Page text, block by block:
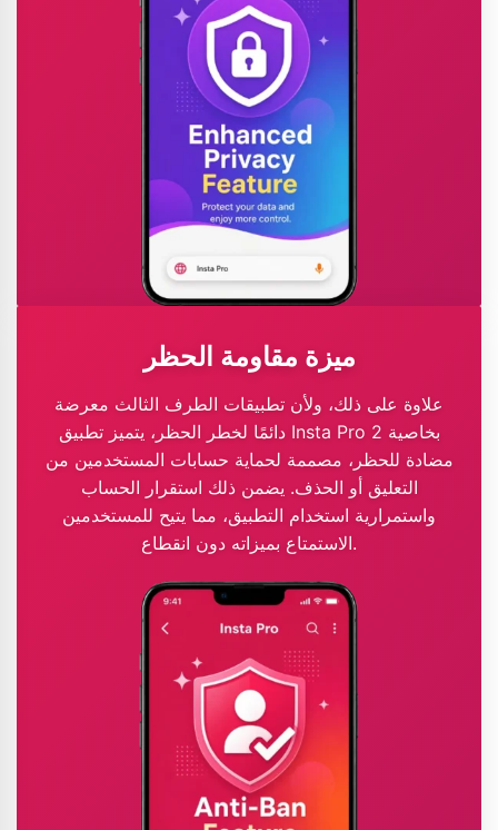
ميزة مقاومة الحظر
علاوة على ذلك، ولأن تطبيقات الطرف الثالث معرضة
دائمًا لخطر الحظر، يتميز تطبيق Insta Pro 2 بخاصية
مضادة للحظر، مصممة لحماية حسابات المستخدمين من
التعليق أو الحذف. يضمن ذلك استقرار الحساب
واستمرارية استخدام التطبيق، مما يتيح للمستخدمين
الاستمتاع بميزاته دون انقطاع.